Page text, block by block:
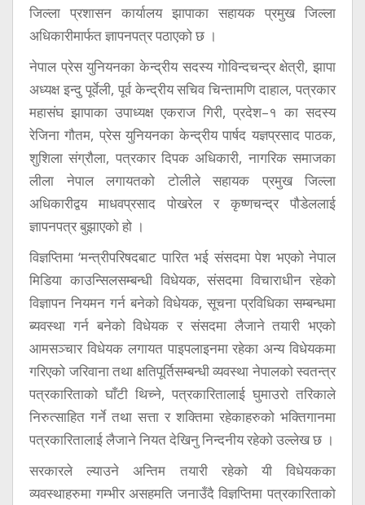
जिल्ला प्रशासन कार्यालय झापाका सहायक प्रमुख जिल्ला
अधिकारीमार्फत ज्ञापनपत्र पठाएको छ ।
नेपाल प्रेस युनियनका केन्द्रीय सदस्य गोविन्दचन्द्र क्षेत्री, झापा
अध्यक्ष इन्दु पूर्वेली, पूर्व केन्द्रीय सचिव चिन्तामणि दाहाल, पत्रकार
महासंघ झापाका उपाध्यक्ष एकराज गिरी, प्रदेश–१ का सदस्य
रेजिना गौतम, प्रेस युनियनका केन्द्रीय पार्षद यज्ञप्रसाद पाठक,
शुशिला संग्रौला, पत्रकार दिपक अधिकारी, नागरिक समाजका
लीला नेपाल लगायतको टोलीले सहायक प्रमुख जिल्ला
अधिकारीद्वय माधवप्रसाद पोखरेल र कृष्णचन्द्र पौडेललाई
ज्ञापनपत्र बुझाएको हो ।
विज्ञप्तिमा ‘मन्त्रीपरिषदबाट पारित भई संसदमा पेश भएको नेपाल
मिडिया काउन्सिलसम्बन्धी विधेयक, संसदमा विचाराधीन रहेको
विज्ञापन नियमन गर्न बनेको विधेयक, सूचना प्रविधिका सम्बन्धमा
ब्यवस्था गर्न बनेको विधेयक र संसदमा लैजाने तयारी भएको
आमसञ्चार विधेयक लगायत पाइपलाइनमा रहेका अन्य विधेयकमा
गरिएको जरिवाना तथा क्षतिपूर्तिसम्बन्धी व्यवस्था नेपालको स्वतन्त्र
पत्रकारिताको घाँटी थिच्ने, पत्रकारितालाई घुमाउरो तरिकाले
निरुत्साहित गर्ने तथा सत्ता र शक्तिमा रहेकाहरुको भक्तिगानमा
पत्रकारितालाई लैजाने नियत देखिनु निन्दनीय रहेको उल्लेख छ ।
सरकारले ल्याउने अन्तिम तयारी रहेको यी विधेयकका
व्यवस्थाहरुमा गम्भीर असहमति जनाउँदै विज्ञप्तिमा पत्रकारिताको